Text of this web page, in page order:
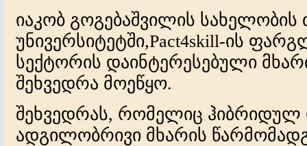
იაკობ გოგებაშვილის
უნივერსიტეტში,Pact4skill-ის
სექტორის დაინტერესებული
შეხვედრა მოეწყო.
შეხვედრას, რომელიც ჰიბრიდულ
ადგილობრივი მხარის